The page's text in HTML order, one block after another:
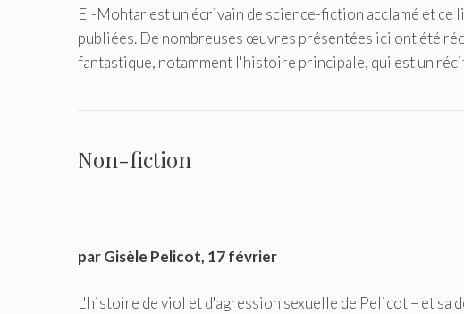
El-Mohtar est un écrivain de science-fiction acclamé et ce
publiées. De nombreuses œuvres présentées ici ont été
fantastique, notamment l'histoire principale, qui est un
Non-fiction
par Gisèle Pelicot, 17 février
L'histoire de viol et d'agression sexuelle de Pelicot – et sa